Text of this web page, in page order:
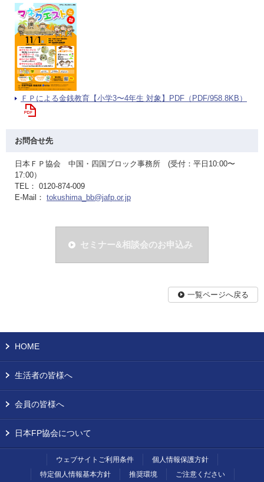
ＦＰによる金銭教育【小学3〜4年生 対象】PDF（PDF/958.8KB）
お問合せ先
日本ＦＰ協会 中国・四国ブロック事務所 (受付：平日10:00〜
17:00）
TEL： 0120-874-009
E-Mail： tokushima_bb@jafp.or.jp
セミナー&相談会のお申込み
一覧ページへ戻る
HOME
生活者の皆様へ
会員の皆様へ
日本FP協会について
ウェブサイトご利用条件
個人情報保護方針
特定個人情報基本方針
推奨環境 ご注意ください